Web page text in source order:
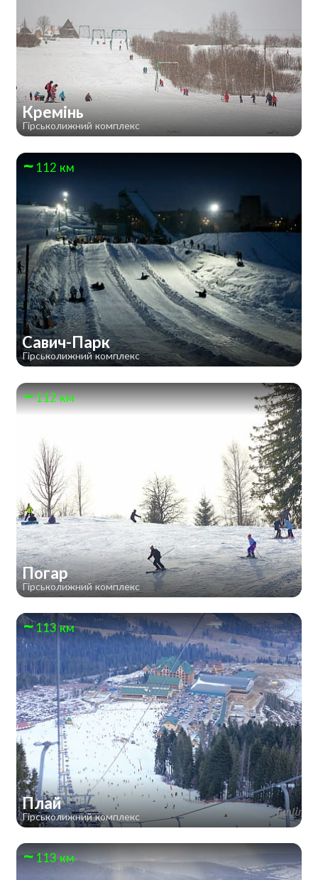
Кремінь
Гірськолижний комплекс
112 км
Савич-Парк
Гірськолижний комплекс
112 км
Погар
Гірськолижний комплекс
113 км
Плай
Гірськолижний комплекс
113 км